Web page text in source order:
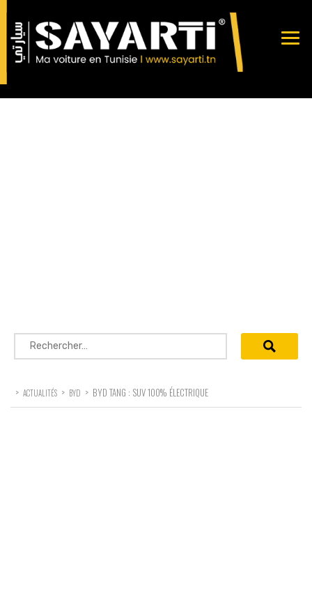
Rechercher :
> ACTUALITÉS > BYD > BYD TANG : SUV 100% ÉLECTRIQUE